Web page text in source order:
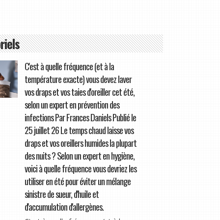
C'est à quelle fréquence (et à la
température exacte) vous devez laver
vos draps et vos taies d'oreiller cet été,
selon un expert en prévention des
infections Par Frances Daniels Publié le
25 juillet 26 Le temps chaud laisse vos
draps et vos oreillers humides la plupart
des nuits ? Selon un expert en hygiène,
voici à quelle fréquence vous devriez les
utiliser en été pour éviter un mélange
sinistre de sueur, d'huile et
d'accumulation d'allergènes.